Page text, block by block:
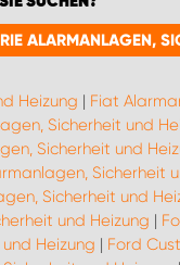
ALARMANLAGEN,
Heizung | Fiat
Sicherheit und
Sicherheit und
Sicherheit
Sicherheit und
und Heizung |
Heizung | Ford